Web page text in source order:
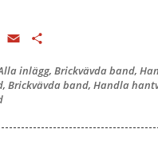
Pinterest
Email
inlägg, Brickvävda band,
, Brickvävda band, Handla